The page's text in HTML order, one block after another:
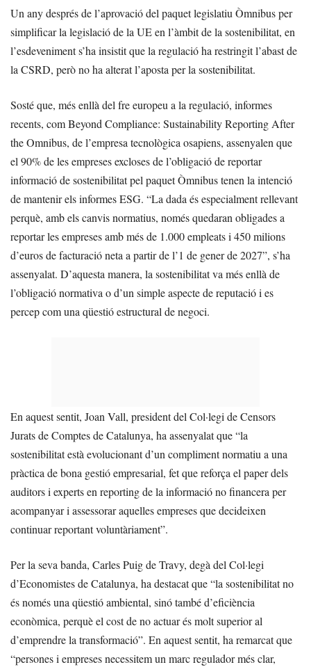
Un any després de l’aprovació del paquet legislatiu Òmnibus per
simplificar la legislació de la UE en l’àmbit de la sostenibilitat, en
l’esdeveniment s’ha insistit que la regulació ha restringit l’abast de
la CSRD, però no ha alterat l’aposta per la sostenibilitat.
Sosté que, més enllà del fre europeu a la regulació, informes
recents, com Beyond Compliance: Sustainability Reporting After
the Omnibus, de l’empresa tecnològica osapiens, assenyalen que
el 90% de les empreses excloses de l’obligació de reportar
informació de sostenibilitat pel paquet Òmnibus tenen la intenció
de mantenir els informes ESG. “La dada és especialment rellevant
perquè, amb els canvis normatius, només quedaran obligades a
reportar les empreses amb més de 1.000 empleats i 450 milions
d’euros de facturació neta a partir de l’1 de gener de 2027”, s’ha
assenyalat. D’aquesta manera, la sostenibilitat va més enllà de
l’obligació normativa o d’un simple aspecte de reputació i es
percep com una qüestió estructural de negoci.
En aquest sentit, Joan Vall, president del Col·legi de Censors
Jurats de Comptes de Catalunya, ha assenyalat que “la
sostenibilitat està evolucionant d’un compliment normatiu a una
pràctica de bona gestió empresarial, fet que reforça el paper dels
auditors i experts en reporting de la informació no financera per
acompanyar i assessorar aquelles empreses que decideixen
continuar reportant voluntàriament”.
Per la seva banda, Carles Puig de Travy, degà del Col·legi
d’Economistes de Catalunya, ha destacat que “la sostenibilitat no
és només una qüestió ambiental, sinó també d’eficiència
econòmica, perquè el cost de no actuar és molt superior al
d’emprendre la transformació”. En aquest sentit, ha remarcat que
“persones i empreses necessitem un marc regulador més clar,